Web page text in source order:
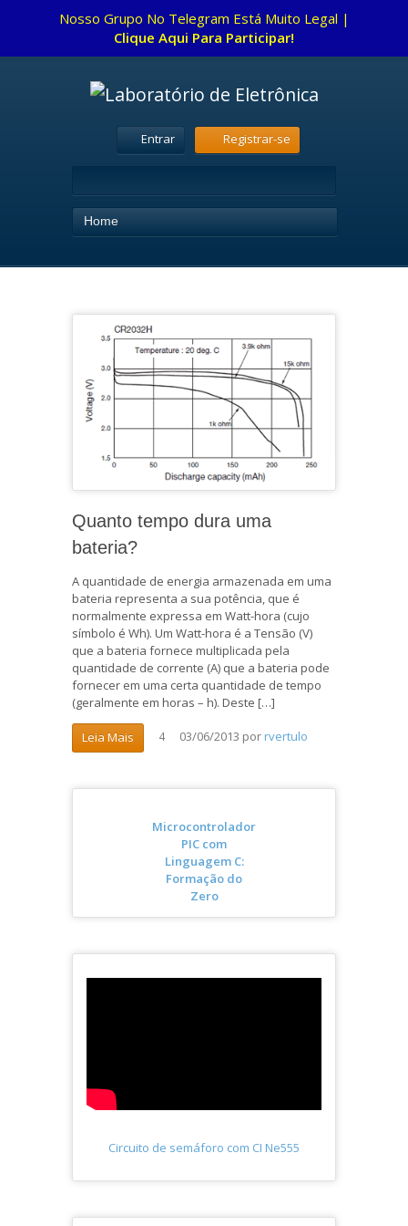
Entrar Registrar-se
Home
Quanto tempo dura uma
bateria?
A quantidade de energia armazenada em uma
bateria representa a sua potência, que é
normalmente expressa em Watt-hora (cujo
símbolo é Wh). Um Watt-hora é a Tensão (V)
que a bateria fornece multiplicada pela
quantidade de corrente (A) que a bateria pode
fornecer em uma certa quantidade de tempo
(geralmente em horas – h). Deste […]
Leia Mais 4 03/06/2013 por rvertulo
Microcontrolador
PIC com
Linguagem C:
Formação do
Zero
Circuito de semáforo com CI Ne555
Nosso Grupo No Telegram Está Muito Legal |
Clique Aqui Para Participar!